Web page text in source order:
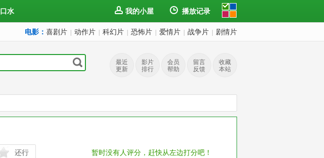
口水 我的小屋 播放记录
电影： 喜剧片 动作片 科幻片 恐怖片 爱情片 战争片 剧情片
最近
更新
影片
排行
会员
帮助
留言
反馈
收藏
本站
暂时没有人评分，赶快从左边打分吧！
还行